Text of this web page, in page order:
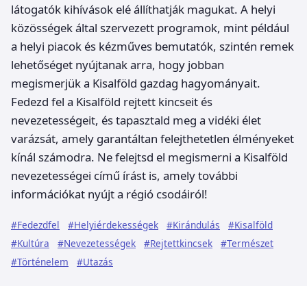
látogatók kihívások elé állíthatják magukat. A helyi
közösségek által szervezett programok, mint például
a helyi piacok és kézműves bemutatók, szintén remek
lehetőséget nyújtanak arra, hogy jobban
megismerjük a Kisalföld gazdag hagyományait.
Fedezd fel a Kisalföld rejtett kincseit és
nevezetességeit, és tapasztald meg a vidéki élet
varázsát, amely garantáltan felejthetetlen élményeket
kínál számodra. Ne felejtsd el megismerni a Kisalföld
nevezetességei című írást is, amely további
információkat nyújt a régió csodáiról!
#Fedezdfel #Helyiérdekességek #Kirándulás
#Kisalföld
#Kultúra
#Nevezetességek #Rejtettkincsek
#Természet
#Történelem
#Utazás